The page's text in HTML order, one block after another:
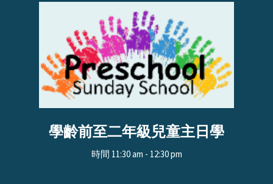
學齡前至二年級兒童主日學
時間 11:30 am - 12:30 pm